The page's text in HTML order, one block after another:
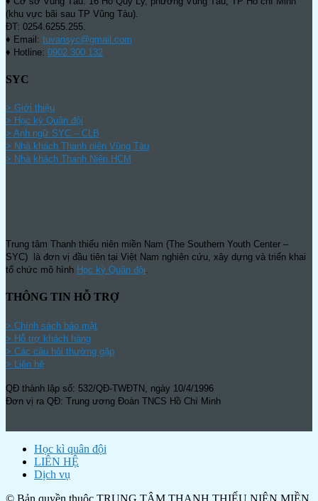
(khu vực bãi sau TP Vũng Tàu).
ĐT: 0254.6255.255.
♦ Email: tuvansyc@gmail.com
♦ Hotline: 0902 300 132
SYC
> Giới thiệu
> Học kỳ Quân đội
> Anh ngữ SYC – CLB
> Nhà khách Thanh niên Vũng Tàu
> Nhà khách Thanh Niên HCM
Trung tâm Thanh thiếu niên miền Nam (The Southern Youth Center –
SYC) là đơn vị đầu tiên tại Việt Nam nghiên cứu, xây dựng và triển khai
tổ chức mô hình Học kỳ Quân đội.
THÔNG TIN HỖ TRỢ
> Chính sách bảo mật
> Hỗ trợ khách hàng
> Các câu hỏi thường gặp
> Liên hệ
QĐ thành lập số: 532/QĐ-TWĐTN, ngày 10/4/1996
Đơn vị ra QĐ: Trung ương Đoàn TNCS Hồ Chí Minh
Học kì quân đội
LIÊN HỆ
Dịch vụ
© Bản quyền thuộc TRUNG TÂM THANH THIẾU NIÊN MIỀN